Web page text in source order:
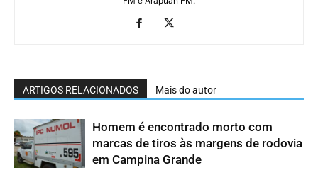
ARTIGOS RELACIONADOS Mais do autor
Homem é encontrado morto com
marcas de tiros às margens de rodovia
em Campina Grande